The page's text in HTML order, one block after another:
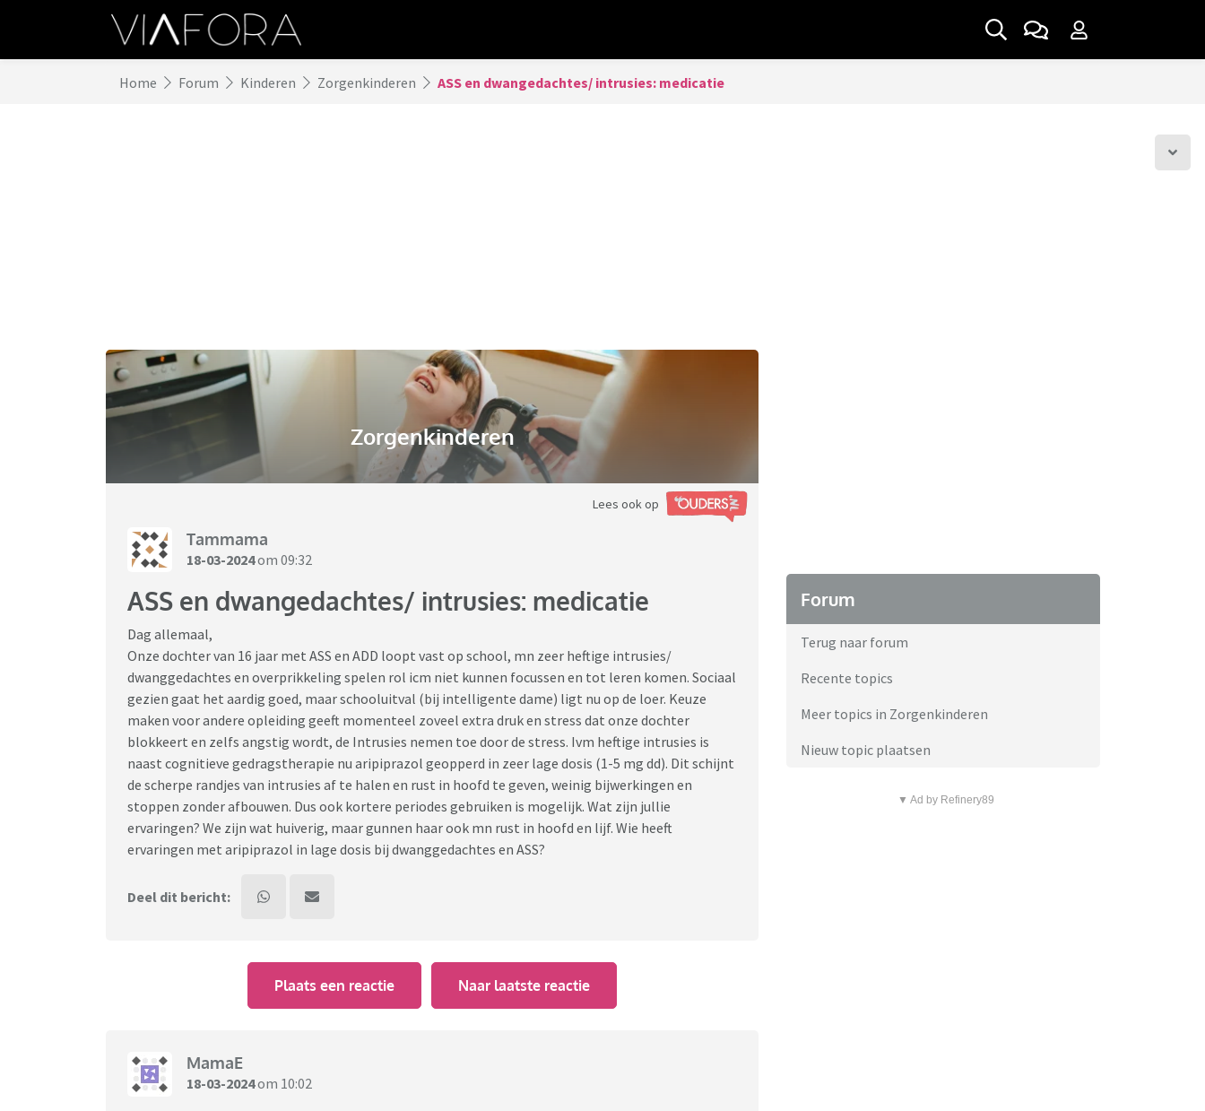
Home Forum Kinderen Zorgenkinderen ASS en dwangedachtes/ intrusies: medicatie
Zorgenkinderen
Lees ook op
Tammama
18-03-2024om 09:32
ASS en dwangedachtes/ intrusies: medicatie
Dag allemaal,
Onze dochter van 16 jaar met ASS en ADD loopt vast op school, mn zeer heftige intrusies/
dwanggedachtes en overprikkeling spelen rol icm niet kunnen focussen en tot leren komen. Sociaal
gezien gaat het aardig goed, maar schooluitval (bij intelligente dame) ligt nu op de loer. Keuze
maken voor andere opleiding geeft momenteel zoveel extra druk en stress dat onze dochter
blokkeert en zelfs angstig wordt, de Intrusies nemen toe door de stress. Ivm heftige intrusies is
naast cognitieve gedragstherapie nu aripiprazol geopperd in zeer lage dosis (1-5 mg dd). Dit schijnt
de scherpe randjes van intrusies af te halen en rust in hoofd te geven, weinig bijwerkingen en
stoppen zonder afbouwen. Dus ook kortere periodes gebruiken is mogelijk. Wat zijn jullie
ervaringen? We zijn wat huiverig, maar gunnen haar ook mn rust in hoofd en lijf. Wie heeft
ervaringen met aripiprazol in lage dosis bij dwanggedachtes en ASS?
Deel dit bericht:
Plaats een reactie Naar laatste reactie
MamaE
18-03-2024om 10:02
Forum
Terug naar forum
Recente topics
Meer topics in Zorgenkinderen
Nieuw topic plaatsen
▼ Ad by Refinery89